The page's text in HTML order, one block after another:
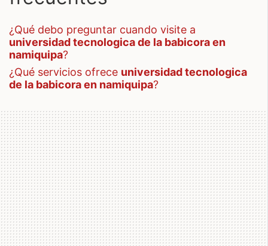
¿qué debo preguntar cuando visite a
universidad tecnologica de la babicora en
namiquipa?
¿qué servicios ofrece universidad tecnologica
de la babicora en namiquipa?